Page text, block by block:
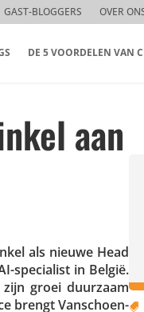
GAST-BLOGGERS OVER
DE 5 VOORDELEN VAN
aan
als nieuwe Head
speci­a­list in België.
groei duurzaam
brengt Vanschoen­